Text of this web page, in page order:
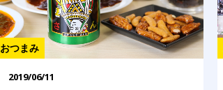
おつまみ
2019/06/11